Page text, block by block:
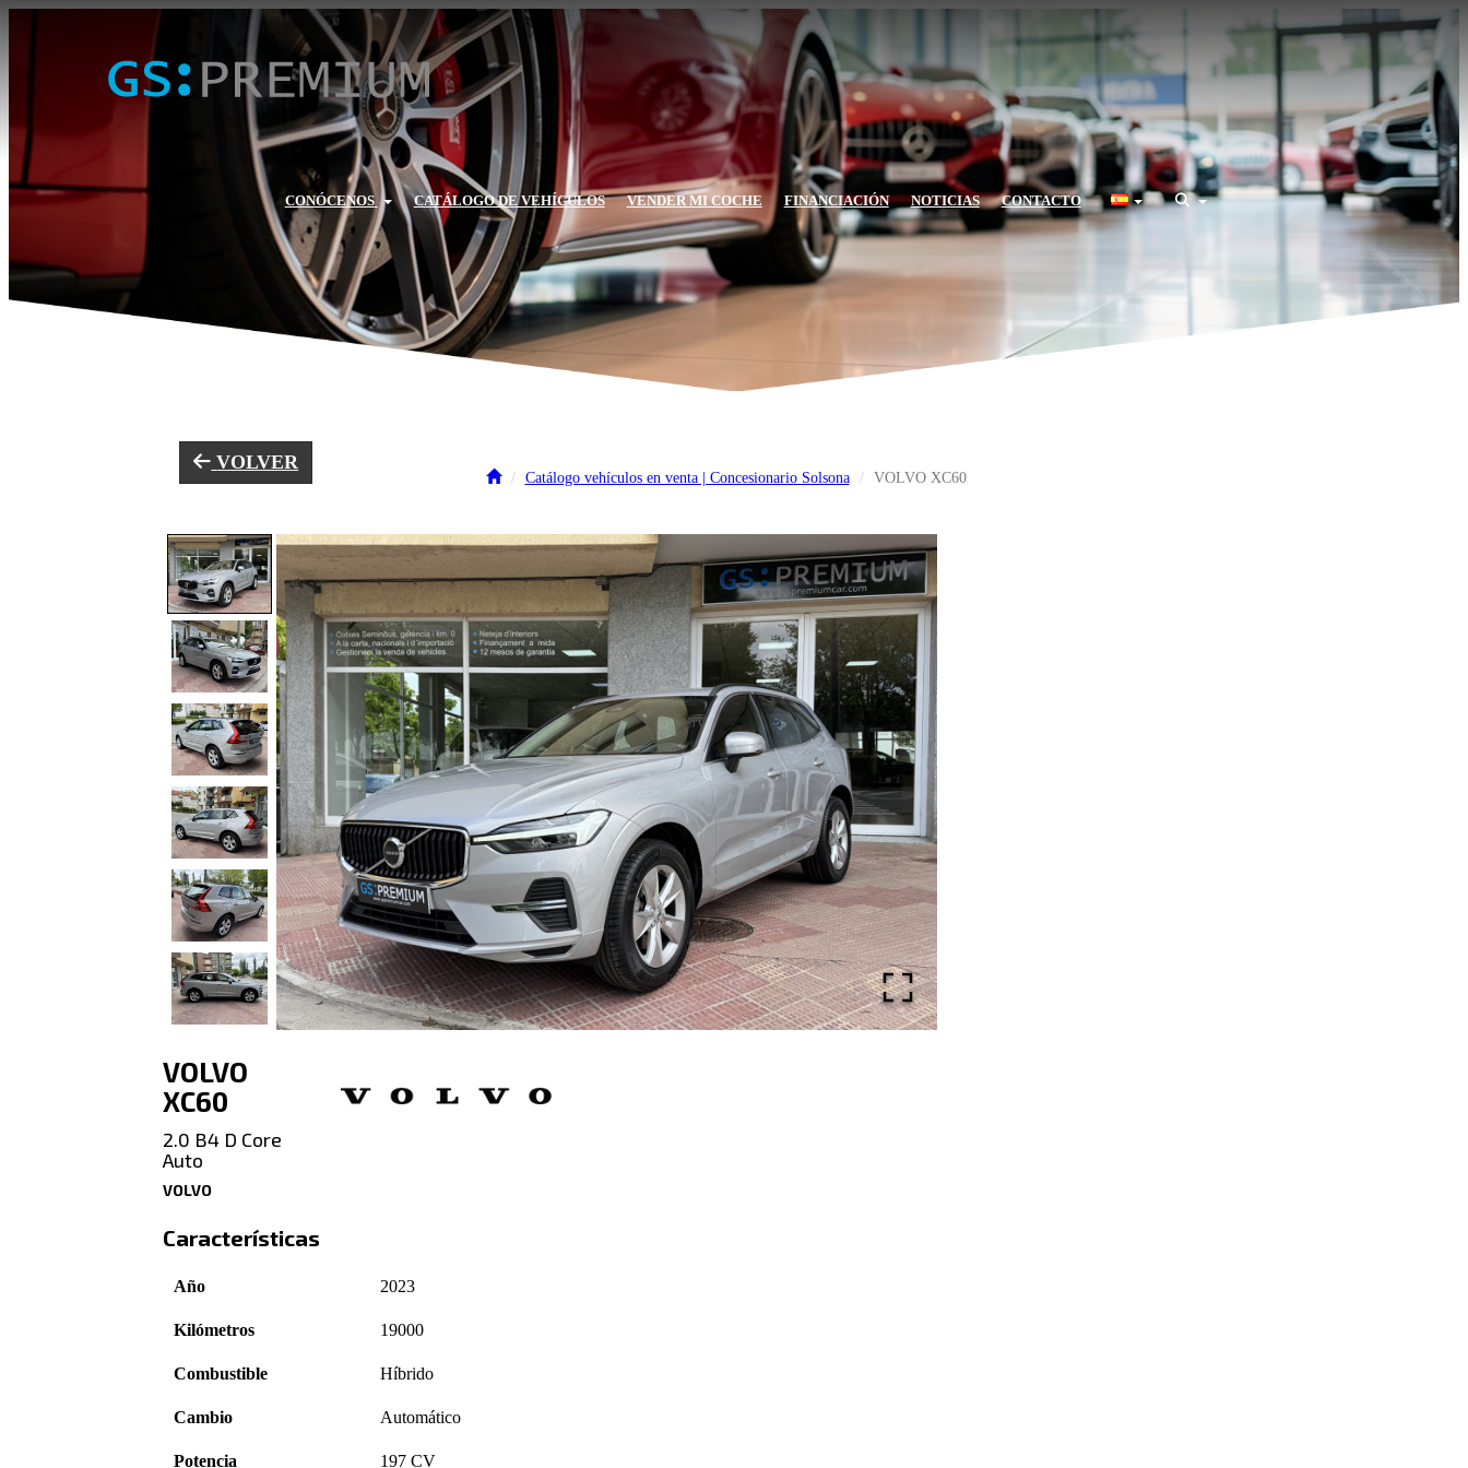
CONÓCENOS CATÁLOGO DE VEHÍCULOS VENDER MI COCHE FINANCIACIÓN NOTICIAS CONTACTO
Catálogo vehículos en venta | Concesionario Solsona VOLVO XC60
VOLVER
VOLVO
XC60
2.0 B4 D Core
Auto
VOLVO
Características
Año 2023
Kilómetros 19000
Combustible Híbrido
Cambio Automático
Potencia 197 CV